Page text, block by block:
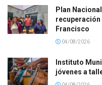
Plan
Francisco
04/08/2026
Instituto
jóvenes a